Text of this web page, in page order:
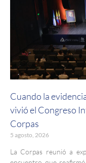
Cuando la
vivió el Congreso
Corpas
5 agosto, 2026
La Corpas reunió a